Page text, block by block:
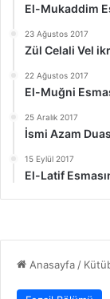
El-Mukaddim
23 Ağustos 2017
Zül Celali Vel
22 Ağustos 2017
El-Muğni
25 Aralık 2017
İsmi Azam
15 Eylül 2017
El-Latif